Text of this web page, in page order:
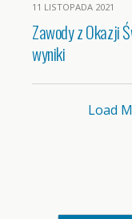
11 LISTOPADA 2021
Zawody z Okazji
wyniki
Load